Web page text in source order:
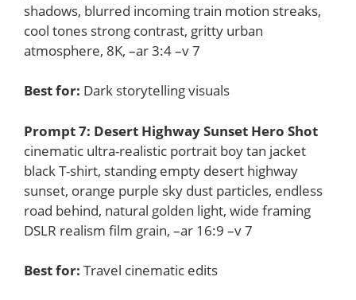
shadows, blurred incoming train motion streaks,
cool tones strong contrast, gritty urban
atmosphere, 8K, –ar 3:4 –v 7
Best for: Dark storytelling visuals
Prompt 7: Desert Highway Sunset Hero Shot
cinematic ultra-realistic portrait boy tan jacket
black T-shirt, standing empty desert highway
sunset, orange purple sky dust particles, endless
road behind, natural golden light, wide framing
DSLR realism film grain, –ar 16:9 –v 7
Best for: Travel cinematic edits